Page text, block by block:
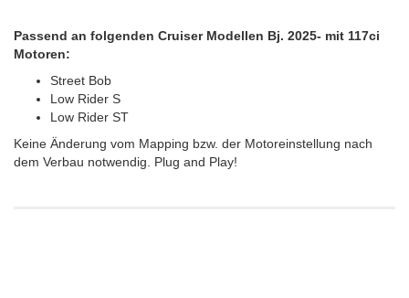
Passend an folgenden Cruiser Modellen Bj. 2025- mit 117ci
Motoren:
Street Bob
Low Rider S
Low Rider ST
Keine Änderung vom Mapping bzw. der Motoreinstellung nach
dem Verbau notwendig. Plug and Play!